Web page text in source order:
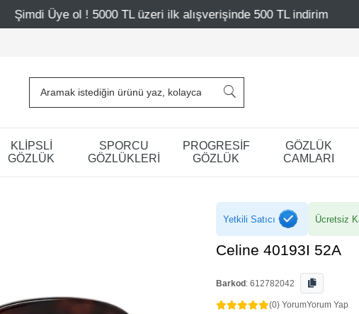
TL üzeri ilk alışverişinde 500 TL indirim Mağazalarımız –
KLİPSLİ
GÖZLÜK
SPORCU
GÖZLÜKLERİ
PROGRESİF
GÖZLÜK
GÖZLÜK
CAMLARI
Yetkili Satıcı Ücretsiz
Celine 40193I 52A
Barkod : 612782042
(0) YorumYorum Yap